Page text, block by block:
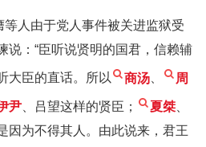
人由于党人事件被关进监狱受
说：“臣听说贤明的国君，信赖辅
大臣的直话。所以 商汤、 周
尹 、吕望这样的贤臣； 夏桀
因为不得其人。由此说来，君王